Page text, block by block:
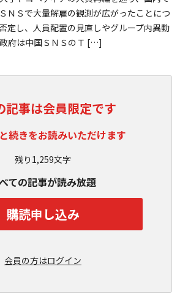
ＮＳで大量解雇の観測が広がったことにつ
定し、人員配置の見直しやグループ内異動
府は中国ＳＮＳのＴ […]
記事は会員限定です
続きをお読みいただけます
残り1,259文字
ての記事が読み放題
購読申し込み
会員の方はログイン